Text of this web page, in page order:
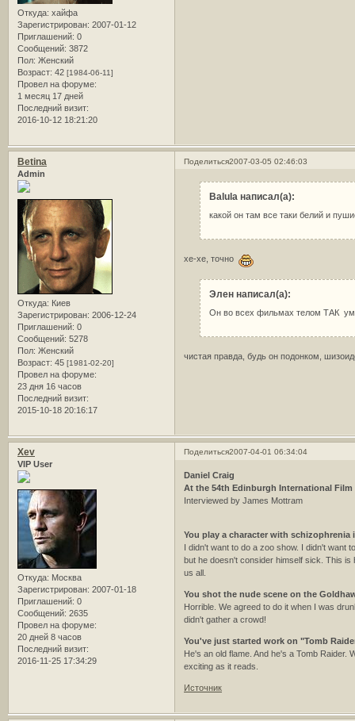
Откуда: хайфа
Зарегистрирован: 2007-01-12
Приглашений: 0
Сообщений: 3872
Пол: Женский
Возраст: 42 [1984-06-11]
Провел на форуме:
1 месяц 17 дней
Последний визит:
2016-10-12 18:21:20
Поделиться2007-03-05 02:46:03
Betina
Admin
Откуда: Киев
Зарегистрирован: 2006-12-24
Приглашений: 0
Сообщений: 5278
Пол: Женский
Возраст: 45 [1981-02-20]
Провел на форуме:
23 дня 16 часов
Последний визит:
2015-10-18 20:16:17
Balula написал(а):
какой он там все таки белий и
хе-хе, точно
Элен написал(а):
Он во всех фильмах телом ТАК
чистая правда, будь он подонком,
Поделиться2007-04-01 06:34:04
Xev
VIP User
Откуда: Москва
Зарегистрирован: 2007-01-18
Приглашений: 0
Сообщений: 2635
Провел на форуме:
20 дней 8 часов
Последний визит:
2016-11-25 17:34:29
Daniel Craig
At the 54th Edinburgh International Film
Interviewed by James Mottram
You play a character with
I didn't want to do a zoo show. I didn't want
but he doesn't consider himself sick. This
us all.
You shot the nude scene on the
Horrible. We agreed to do it when I was
didn't gather a crowd!
You've just started work on "Tomb
He's an old flame. And he's a Tomb Raider.
exciting as it reads.
Источник